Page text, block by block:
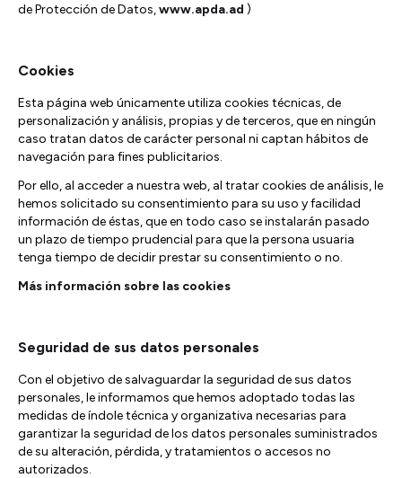
de Protección de Datos,www.apda.ad )
Cookies
Esta página web únicamente utiliza cookies técnicas, de
personalización y análisis, propias y de terceros, que en ningún
caso tratan datos de carácter personal ni captan hábitos de
navegación para fines publicitarios.
Por ello, al acceder a nuestra web, al tratar cookies de análisis, le
hemos solicitado su consentimiento para su uso y facilidad
información de éstas, que en todo caso se instalarán pasado
un plazo de tiempo prudencial para que la persona usuaria
tenga tiempo de decidir prestar su consentimiento o no.
Más información sobre las cookies
Seguridad de sus datos personales
Con el objetivo de salvaguardar la seguridad de sus datos
personales, le informamos que hemos adoptado todas las
medidas de índole técnica y organizativa necesarias para
garantizar la seguridad de los datos personales suministrados
de su alteración, pérdida, y tratamientos o accesos no
autorizados.